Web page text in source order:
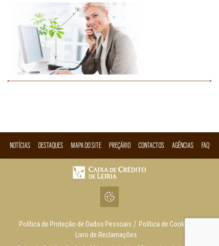
NOTÍCIAS DESTAQUES MAPA DO SITE PREÇÁRIO CONTACTOS AGÊNCIAS FAQ
Política de Proteção de Dados Pessoais
Política de Cookies
Livro de Reclamações